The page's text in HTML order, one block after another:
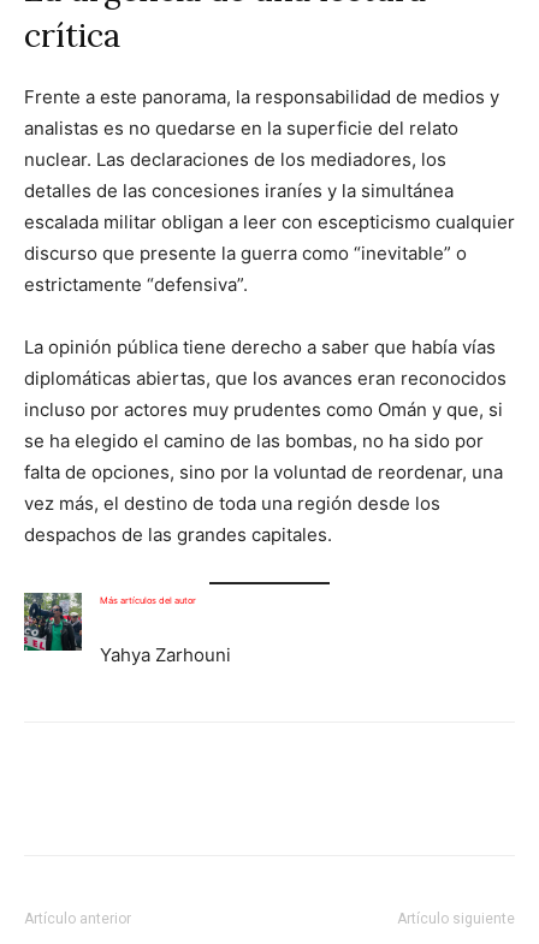
crítica
Frente a este panorama, la responsabilidad de medios y
analistas es no quedarse en la superficie del relato
nuclear. Las declaraciones de los mediadores, los
detalles de las concesiones iraníes y la simultánea
escalada militar obligan a leer con escepticismo cualquier
discurso que presente la guerra como “inevitable” o
estrictamente “defensiva”.
La opinión pública tiene derecho a saber que había vías
diplomáticas abiertas, que los avances eran reconocidos
incluso por actores muy prudentes como Omán y que, si
se ha elegido el camino de las bombas, no ha sido por
falta de opciones, sino por la voluntad de reordenar, una
vez más, el destino de toda una región desde los
despachos de las grandes capitales.
Más artículos del autor
Yahya Zarhouni
Artículo anterior Artículo siguiente